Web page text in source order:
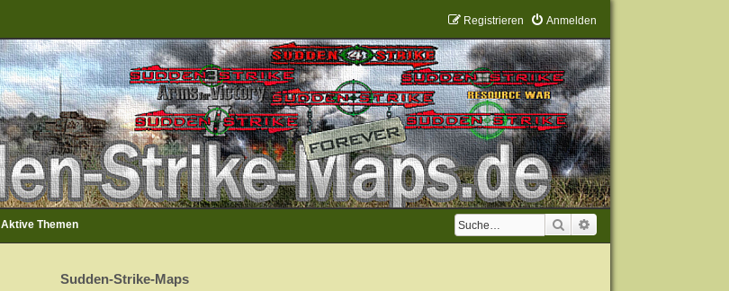
Anmelden
Registrieren
Suche
Aktive Themen
Sudden-Strike-Maps